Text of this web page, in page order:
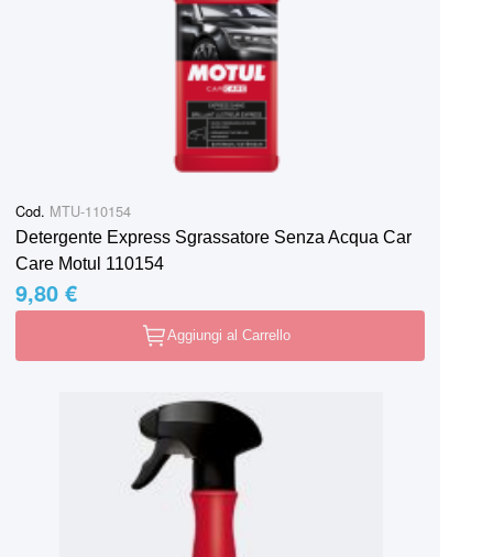
Cod. MTU-110154
Detergente Express Sgrassatore Senza Acqua Car
Care Motul 110154
9,80 €
Aggiungi al Carrello